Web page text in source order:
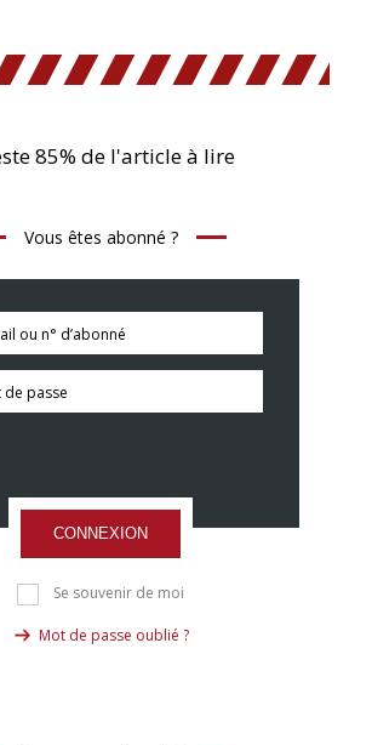
85% de l'article à lire
Vous êtes abonné ?
CONNEXION
Se souvenir de moi
Mot de passe oublié ?